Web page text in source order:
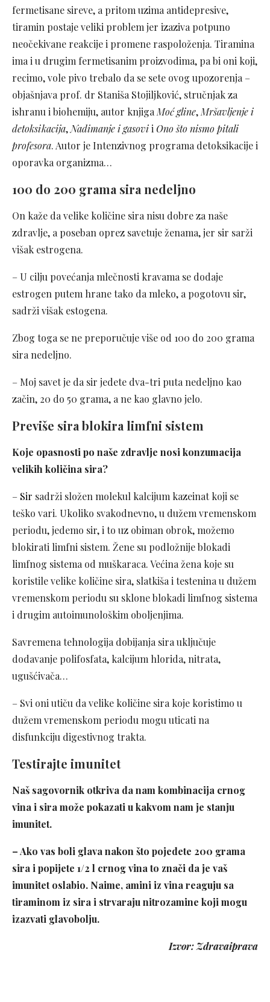
fermetisane sireve, a pritom uzima antidepresive,
tiramin postaje veliki problem jer izaziva potpuno
neočekivane reakcije i promene raspoloženja. Tiramina
ima i u drugim fermetisanim proizvodima, pa bi oni koji,
recimo, vole pivo trebalo da se sete ovog upozorenja –
objašnjava prof. dr Staniša Stojiljković, stručnjak za
ishranu i biohemiju, autor knjiga Moć gline, Mršavljenje i
detoksikacija, Nadimanje i gasovii Ono što nismo pitali
profesora. Autor je Intenzivnog programa detoksikacije i
oporavka organizma…
100 do 200 grama sira nedeljno
On kaže da velike količine sira nisu dobre za naše
zdravlje, a poseban oprez savetuje ženama, jer sir sarži
višak estrogena.
– U cilju povećanja mlečnosti kravama se dodaje
estrogen putem hrane tako da mleko, a pogotovu sir,
sadrži višak estogena.
Zbog toga se ne preporučuje više od 100 do 200 grama
sira nedeljno.
– Moj savet je da sir jedete dva-tri puta nedeljno kao
začin, 20 do 50 grama, a ne kao glavno jelo.
Previše sira blokira limfni sistem
Koje opasnosti po naše zdravlje nosi konzumacija
velikih količina sira?
– Sir sadrži složen molekul kalcijum kazeinat koji se
teško vari. Ukoliko svakodnevno, u dužem vremenskom
periodu, jedemo sir, i to uz obiman obrok, možemo
blokirati limfni sistem. Žene su podložnije blokadi
limfnog sistema od muškaraca. Većina žena koje su
koristile velike količine sira, slatkiša i testenina u dužem
vremenskom periodu su sklone blokadi limfnog sistema
i drugim autoimunološkim oboljenjima.
Savremena tehnologija dobijanja sira uključuje
dodavanje polifosfata, kalcijum hlorida, nitrata,
ugušćivača…
– Svi oni utiču da velike količine sira koje koristimo u
dužem vremenskom periodu mogu uticati na
disfunkciju digestivnog trakta.
Testirajte imunitet
Naš sagovornik otkriva da nam kombinacija crnog
vina i sira može pokazati u kakvom nam je stanju
imunitet.
– Ako vas boli glava nakon što pojedete 200 grama
sira i popijete 1/2 l crnog vina to znači da je vaš
imunitet oslabio. Naime, amini iz vina reaguju sa
tiraminom iz sira i strvaraju nitrozamine koji mogu
izazvati glavobolju.
Izvor: Zdravaiprava